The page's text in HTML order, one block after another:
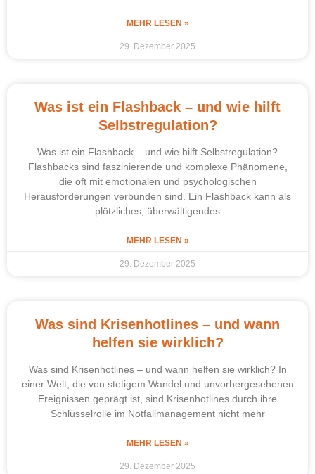
MEHR LESEN »
29. Dezember 2025
Was ist ein Flashback – und wie hilft
Selbstregulation?
Was ist ein Flashback – und wie hilft Selbstregulation?
Flashbacks sind faszinierende und komplexe Phänomene,
die oft mit emotionalen und psychologischen
Herausforderungen verbunden sind. Ein Flashback kann als
plötzliches, überwältigendes
MEHR LESEN »
29. Dezember 2025
Was sind Krisenhotlines – und wann
helfen sie wirklich?
Was sind Krisenhotlines – und wann helfen sie wirklich? In
einer Welt, die von stetigem Wandel und unvorhergesehenen
Ereignissen geprägt ist, sind Krisenhotlines durch ihre
Schlüsselrolle im Notfallmanagement nicht mehr
MEHR LESEN »
29. Dezember 2025